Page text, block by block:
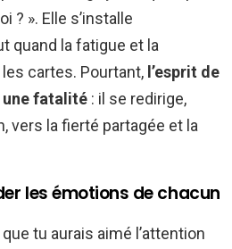
? ». Elle s’installe
quand la fatigue et la
cartes. Pourtant, l’esprit de
une fatalité : il se redirige,
vers la fierté partagée et la
les émotions de chacun
tu aurais aimé l’attention